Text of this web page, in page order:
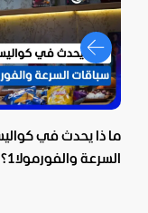
ما ذا يحدث في